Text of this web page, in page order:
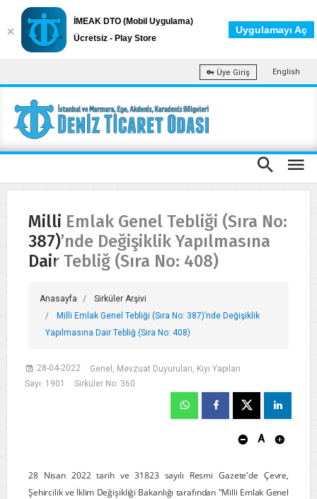
Üye Giriş English
Milli Emlak Genel Tebliği (Sıra No:
387)’nde Değişiklik Yapılmasına
Dair Tebliğ (Sıra No: 408)
Anasayfa
Sirküler Arşivi
Milli Emlak Genel Tebliği (Sıra No: 387)’nde Değişiklik
Yapılmasına Dair Tebliğ (Sıra No: 408)
28-04-2022
Genel, Mevzuat Duyuruları, Kıyı Yapıları
Sayı: 1901
Sirküler No: 360
A
28 Nisan 2022 tarih ve 31823 sayılı Resmi Gazete'de Çevre,
Şehircilik ve İklim Değişikliği Bakanlığı tarafından "Milli Emlak Genel
İMEAK DTO (Mobil Uygulama)
Ücretsiz - Play Store
Uygulamayı Aç